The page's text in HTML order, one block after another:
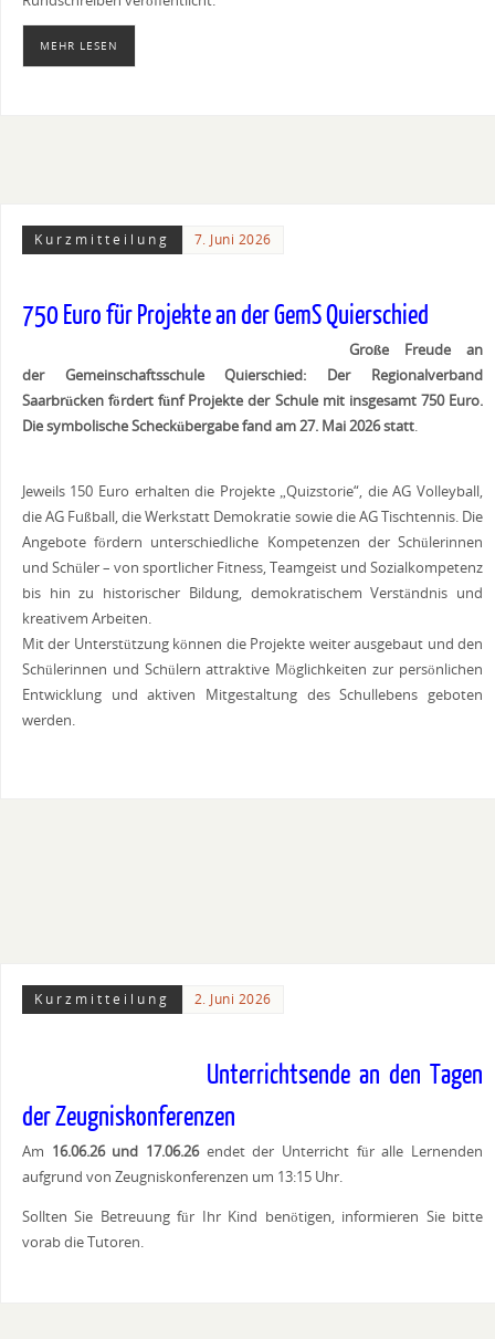
MEHR LESEN
Kurzmitteilung 7. Juni 2026
750 Euro für Projekte an der GemS Quierschied
Große Freude an
der Gemeinschaftsschule Quierschied: Der Regionalverband
Saarbrücken fördert fünf Projekte der Schule mit insgesamt 750 Euro.
Die symbolische Scheckübergabe fand am 27. Mai 2026 statt.
Jeweils 150 Euro erhalten die Projekte „Quizstorie“, die AG Volleyball,
die AG Fußball, die Werkstatt Demokratie sowie die AG Tischtennis. Die
Angebote fördern unterschiedliche Kompetenzen der Schülerinnen
und Schüler – von sportlicher Fitness, Teamgeist und Sozialkompetenz
bis hin zu historischer Bildung, demokratischem Verständnis und
kreativem Arbeiten.
Mit der Unterstützung können die Projekte weiter ausgebaut und den
Schülerinnen und Schülern attraktive Möglichkeiten zur persönlichen
Entwicklung und aktiven Mitgestaltung des Schullebens geboten
werden.
Kurzmitteilung 2. Juni 2026
Unterrichtsende an den Tagen
der Zeugniskonferenzen
Am 16.06.26 und 17.06.26endet der Unterricht für alle Lernenden
aufgrund von Zeugniskonferenzen um 13:15 Uhr.
Sollten Sie Betreuung für Ihr Kind benötigen, informieren Sie bitte
vorab die Tutoren.